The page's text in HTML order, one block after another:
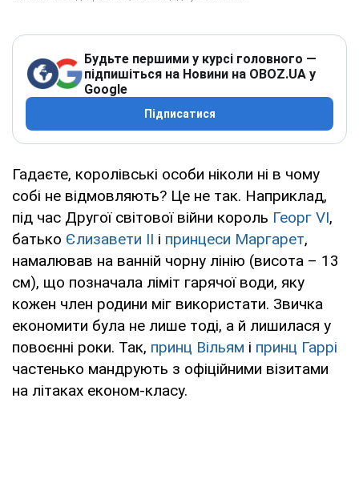
Будьте першими у курсі головного —
підпишіться на Новини на OBOZ.UA у
Google
Підписатися
Гадаєте, королівські особи ніколи ні в чому
собі не відмовляють? Це не так. Наприклад,
під час Другої світової війни король Георг VI,
батько Єлизавети ІІ і принцеси Маргарет,
намалював на ванній чорну лінію (висота – 13
см), що позначала ліміт гарячої води, яку
кожен член родини міг використати. Звичка
економити була не лише тоді, а й лишилася у
повоєнні роки. Так, принц Вільям і принц Гаррі
частенько мандрують з офіційними візитами
на літаках економ-класу.